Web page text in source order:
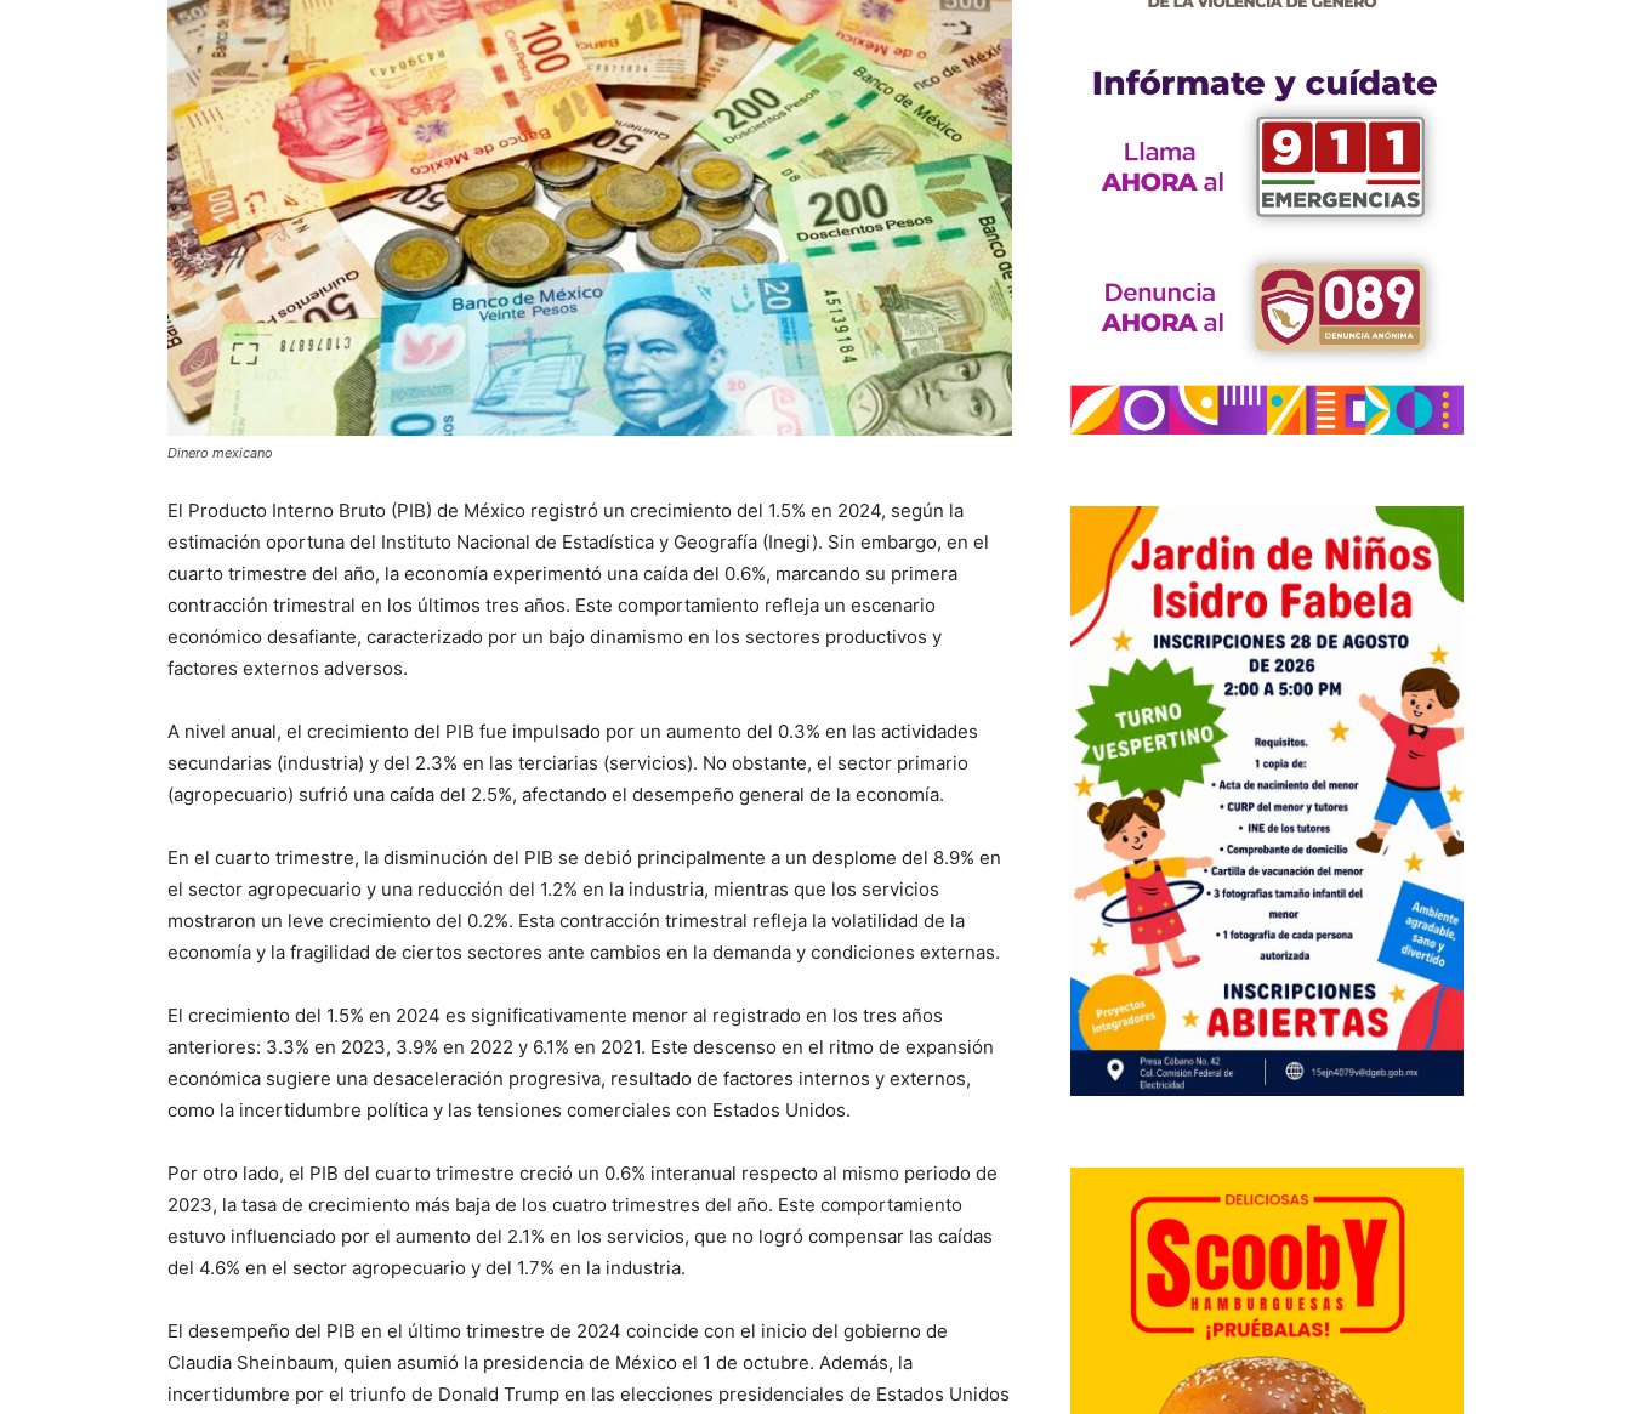
Dinero mexicano
El Producto Interno Bruto (PIB) de México registró un crecimiento del 1.5% en 2024, según la
estimación oportuna del Instituto Nacional de Estadística y Geografía (Inegi). Sin embargo, en el
cuarto trimestre del año, la economía experimentó una caída del 0.6%, marcando su primera
contracción trimestral en los últimos tres años. Este comportamiento refleja un escenario
económico desafiante, caracterizado por un bajo dinamismo en los sectores productivos y
factores externos adversos.
A nivel anual, el crecimiento del PIB fue impulsado por un aumento del 0.3% en las actividades
secundarias (industria) y del 2.3% en las terciarias (servicios). No obstante, el sector primario
(agropecuario) sufrió una caída del 2.5%, afectando el desempeño general de la economía.
En el cuarto trimestre, la disminución del PIB se debió principalmente a un desplome del 8.9% en
el sector agropecuario y una reducción del 1.2% en la industria, mientras que los servicios
mostraron un leve crecimiento del 0.2%. Esta contracción trimestral refleja la volatilidad de la
economía y la fragilidad de ciertos sectores ante cambios en la demanda y condiciones externas.
El crecimiento del 1.5% en 2024 es significativamente menor al registrado en los tres años
anteriores: 3.3% en 2023, 3.9% en 2022 y 6.1% en 2021. Este descenso en el ritmo de expansión
económica sugiere una desaceleración progresiva, resultado de factores internos y externos,
como la incertidumbre política y las tensiones comerciales con Estados Unidos.
Por otro lado, el PIB del cuarto trimestre creció un 0.6% interanual respecto al mismo periodo de
2023, la tasa de crecimiento más baja de los cuatro trimestres del año. Este comportamiento
estuvo influenciado por el aumento del 2.1% en los servicios, que no logró compensar las caídas
del 4.6% en el sector agropecuario y del 1.7% en la industria.
El desempeño del PIB en el último trimestre de 2024 coincide con el inicio del gobierno de
Claudia Sheinbaum, quien asumió la presidencia de México el 1 de octubre. Además, la
incertidumbre por el triunfo de Donald Trump en las elecciones presidenciales de Estados Unidos